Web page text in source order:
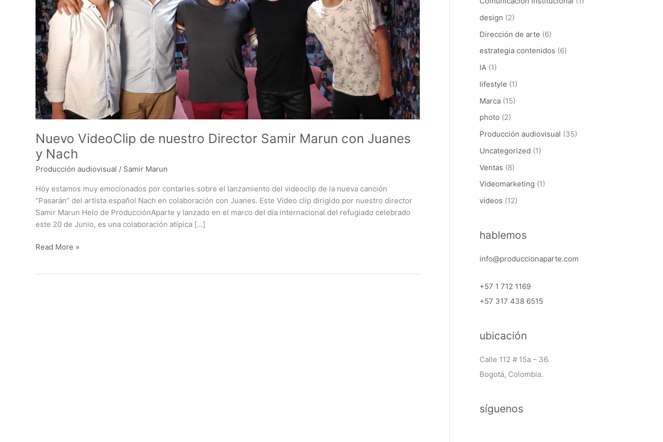
Nuevo VideoClip de nuestro Director Samir Marun con Juanes
y Nach
Producción audiovisual / Samir Marun
Hoy estamos muy emocionados por contarles sobre el lanzamiento del videoclip de la nueva canción
“Pasarán” del artista español Nach en colaboración con Juanes. Este Video clip dirigido por nuestro director
Samir Marun Helo de ProducciónAparte y lanzado en el marco del día internacional del refugiado celebrado
este 20 de Junio, es una colaboración atípica […]
con
Juanes
Nach
Read More »
:
design (2)
Dirección de arte (6)
estrategia contenidos (6)
IA (1)
lifestyle (1)
Marca (15)
photo (2)
Producción audiovisual (35)
Uncategorized (1)
Ventas (8)
Videomarketing (1)
videos (12)
hablemos
info@produccionaparte.com
+57 1 712 1169
+57 317 438 6515
ubicación
Calle 112 # 15a – 36.
Bogotá, Colombia.
síguenos